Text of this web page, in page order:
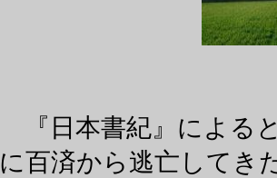
『日本書紀』による
に百済から逃亡してき